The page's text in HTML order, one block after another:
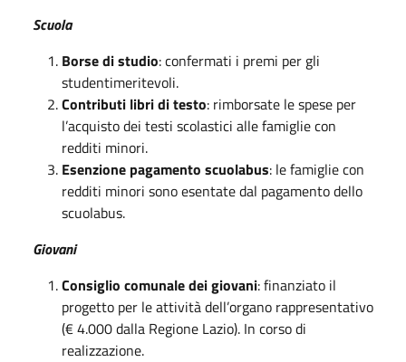
Scuola
Borse di studio: confermati i premi per gli
studentimeritevoli.
Contributi libri di testo: rimborsate le spese per
l’acquisto dei testi scolastici alle famiglie con
redditi minori.
Esenzione pagamento scuolabus: le famiglie con
redditi minori sono esentate dal pagamento dello
scuolabus.
Giovani
Consiglio comunale dei giovani: finanziato il
progetto per le attività dell’organo rappresentativo
(€ 4.000 dalla Regione Lazio). In corso di
realizzazione.